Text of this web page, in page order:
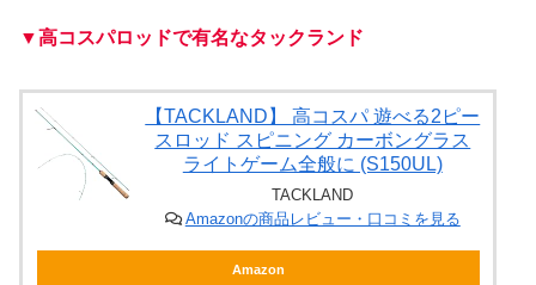
▼高コスパロッドで有名なタックランド
【TACKLAND】 高コスパ 遊べる2ピー
スロッド スピニング カーボングラス
ライトゲーム全般に (S150UL)
TACKLAND
Amazonの商品レビュー・口コミを見る
Amazon